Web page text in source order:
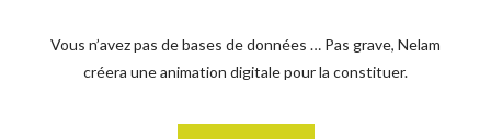
Vous n’avez pas de bases de données … Pas grave, Nelam
créera une animation digitale pour la constituer.